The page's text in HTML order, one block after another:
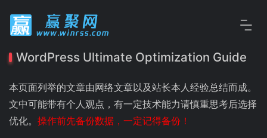
WordPress Ultimate Optimization Guide
本页面列举的文章由网络文章以及站长本人经验总结而成。
文中可能带有个人观点，有一定技术能力请慎重思考后选择
优化。 操作前先备份数据，一定记得备份！